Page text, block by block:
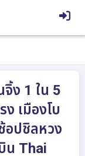
จิ้ง 1 ใน 5
เมืองโบ
อปชิลหวง
น Thai